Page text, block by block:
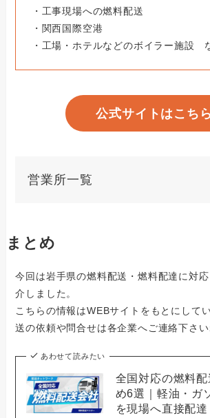
・工事現場への燃料配送
・関西国際空港
・工場・ホテルなどのボイラー施設
公式サイトはこちら
営業所一覧
まとめ
今回は岩手県の燃料配送・燃料配達に対
介しました。
こちらの情報はWEBサイトをもとにして
送の依頼や問合せは各企業へご連絡下さい
あわせて読みたい
全国対応の燃料
め6選｜軽油・ガ
を現場へ直接配達